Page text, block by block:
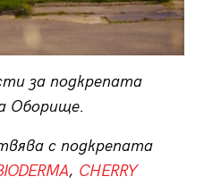
за подкрепата
Оборище.
с подкрепата
, CHERRY